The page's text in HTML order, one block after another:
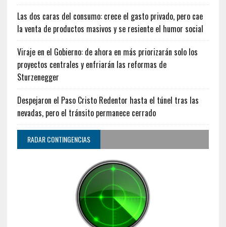
Las dos caras del consumo: crece el gasto privado, pero cae
la venta de productos masivos y se resiente el humor social
Viraje en el Gobierno: de ahora en más priorizarán solo los
proyectos centrales y enfriarán las reformas de
Sturzenegger
Despejaron el Paso Cristo Redentor hasta el túnel tras las
nevadas, pero el tránsito permanece cerrado
RADAR CONTINGENCIAS